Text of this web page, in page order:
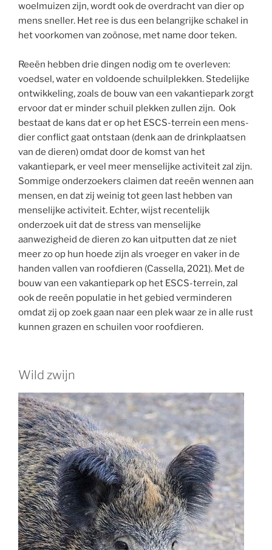
woelmuizen zijn, wordt ook de overdracht van dier op
mens sneller. Het ree is dus een belangrijke schakel in
het voorkomen van zoönose, met name door teken.
Reeën hebben drie dingen nodig om te overleven:
voedsel, water en voldoende schuilplekken. Stedelijke
ontwikkeling, zoals de bouw van een vakantiepark zorgt
ervoor dat er minder schuil plekken zullen zijn. Ook
bestaat de kans dat er op het ESCS-terrein een mens-
dier conflict gaat ontstaan (denk aan de drinkplaatsen
van de dieren) omdat door de komst van het
vakantiepark, er veel meer menselijke activiteit zal zijn.
Sommige onderzoekers claimen dat reeën wennen aan
mensen, en dat zij weinig tot geen last hebben van
menselijke activiteit. Echter, wijst recentelijk
onderzoek uit dat de stress van menselijke
aanwezigheid de dieren zo kan uitputten dat ze niet
meer zo op hun hoede zijn als vroeger en vaker in de
handen vallen van roofdieren (Cassella, 2021). Met de
bouw van een vakantiepark op het ESCS-terrein, zal
ook de reeën populatie in het gebied verminderen
omdat zij op zoek gaan naar een plek waar ze in alle rust
kunnen grazen en schuilen voor roofdieren.
Wild zwijn